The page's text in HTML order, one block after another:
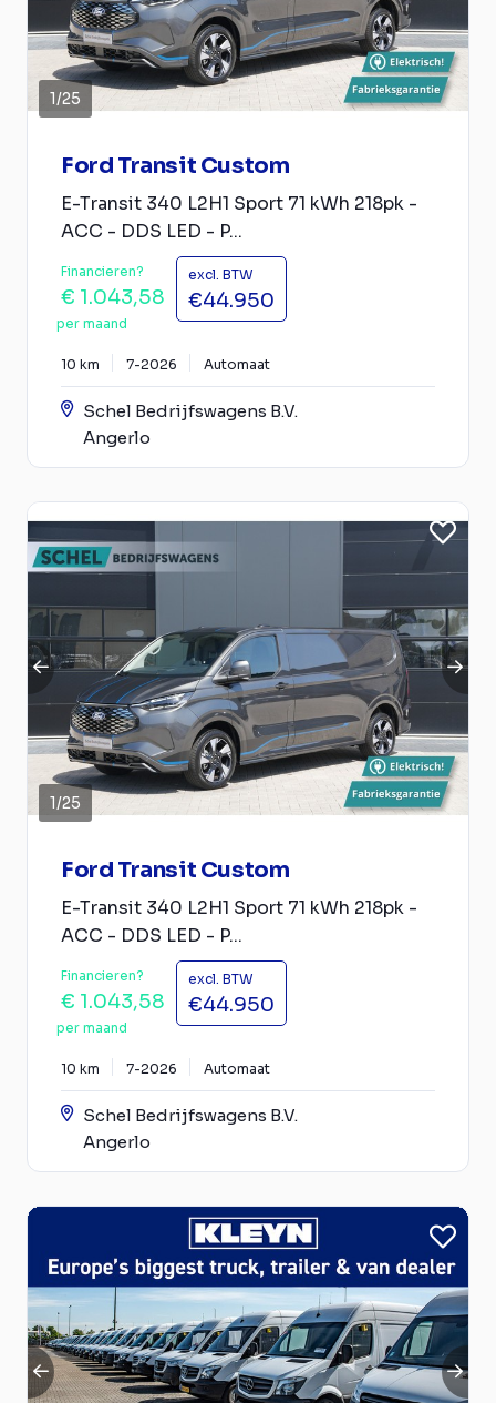
1/25
Ford Transit Custom
E-Transit 340 L2H1 Sport 71 kWh 218pk -
ACC - DDS LED - P...
Financieren?
€ 1.043,58
per maand
excl. BTW
€44.950
10 km 7-2026 Automaat
Schel Bedrijfswagens B.V.
Angerlo
1/25
Ford Transit Custom
E-Transit 340 L2H1 Sport 71 kWh 218pk -
ACC - DDS LED - P...
Financieren?
€ 1.043,58
per maand
excl. BTW
€44.950
10 km 7-2026 Automaat
Schel Bedrijfswagens B.V.
Angerlo